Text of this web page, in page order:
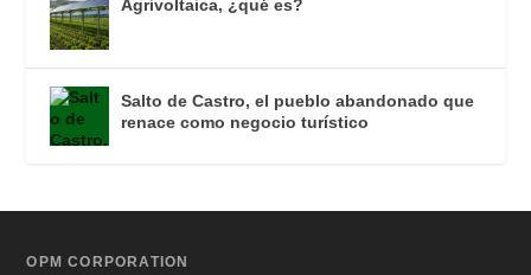
Agrivoltaica, ¿qué es?
Salto de Castro, el pueblo abandonado que
renace como negocio turístico
OPM CORPORATION